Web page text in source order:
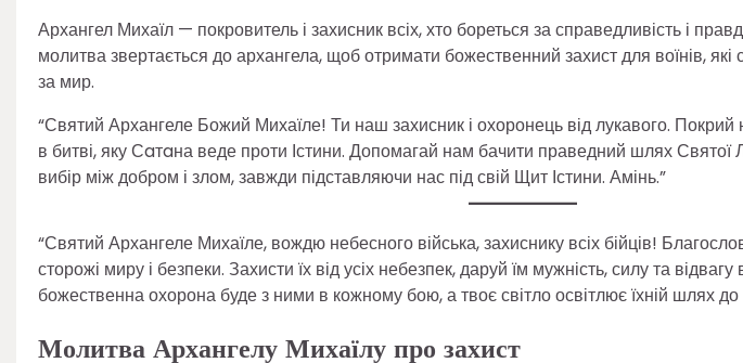
Архангел Михаїл — покровитель і захисник всіх, хто бореться за справедливість і
молитва звертається до архангела, щоб отримати божественний захист для воїнів, які
за мир.
“Святий Архангеле Божий Михаїле! Ти наш захисник і охоронець від лукавого. Покрий
в битві, яку Сaтaна веде проти Істини. Допомагай нам бачити праведний шлях
вибір між добром і злом, завжди підставляючи нас під свій Щит Істини. Амінь.”
“Святий Архангеле Михаїле, вождю небесного війська, захиснику всіх бійців!
сторожі миру і безпеки. Захисти їх від усіх небезпек, даруй їм мужність, силу та
божественна охорона буде з ними в кожному бою, а твоє світло освітлює їхній шлях
Молитва Архангелу Михаїлу про захист